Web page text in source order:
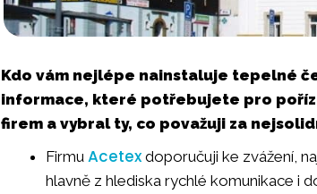
Kdo vám nejlépe nainstaluje tepelné
informace, které potřebujete pro
firem a vybral ty, co považuji za
Firmu Acetex doporučuji ke zvážení,
hlavně z hlediska rychlé komunikace i